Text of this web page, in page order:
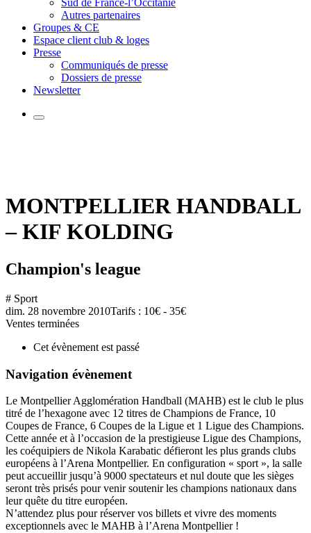
Sud de France-l’Occitanie
Autres partenaires
Groupes & CE
Espace client club & loges
Presse
Communiqués de presse
Dossiers de presse
Newsletter
MONTPELLIER HANDBALL
– KIF KOLDING
Champion's league
# Sport
dim. 28 novembre 2010Tarifs : 10€ - 35€
Ventes terminées
Cet évènement est passé
Navigation évènement
Le Montpellier Agglomération Handball (MAHB) est le club le plus
titré de l’hexagone avec 12 titres de Champions de France, 10
Coupes de France, 6 Coupes de la Ligue et 1 Ligue des Champions.
Cette année et à l’occasion de la prestigieuse Ligue des Champions,
les coéquipiers de Nikola Karabatic défieront les plus grands clubs
européens à l’Arena Montpellier. En configuration « sport », la salle
peut accueillir jusqu’à 9000 spectateurs et nul doute que les sièges
seront très prisés pour venir soutenir les champions nationaux dans
leur quête du titre européen.
N’attendez plus pour réserver vos billets et vivre des moments
exceptionnels avec le MAHB à l’Arena Montpellier !